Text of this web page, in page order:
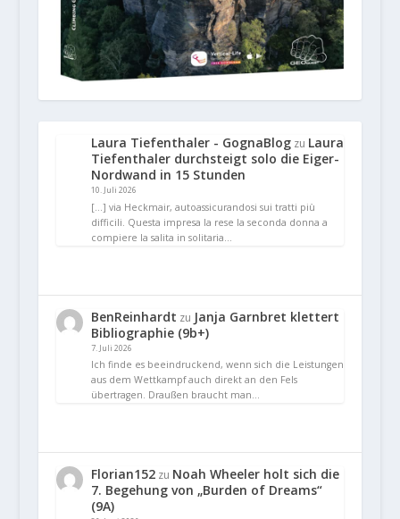
Laura Tiefenthaler - GognaBlogzu Laura
Tiefenthaler durchsteigt solo die Eiger-
Nordwand in 15 Stunden
10. Juli 2026
[…] via Heckmair, autoassicurandosi sui tratti più
difficili. Questa impresa la rese la seconda donna a
compiere la salita in solitaria…
BenReinhardt zu Janja Garnbret klettert
Bibliographie (9b+)
7. Juli 2026
Ich finde es beeindruckend, wenn sich die Leistungen
aus dem Wettkampf auch direkt an den Fels
übertragen. Draußen braucht man…
Florian152zu Noah Wheeler holt sich die
7. Begehung von „Burden of Dreams“
(9A)